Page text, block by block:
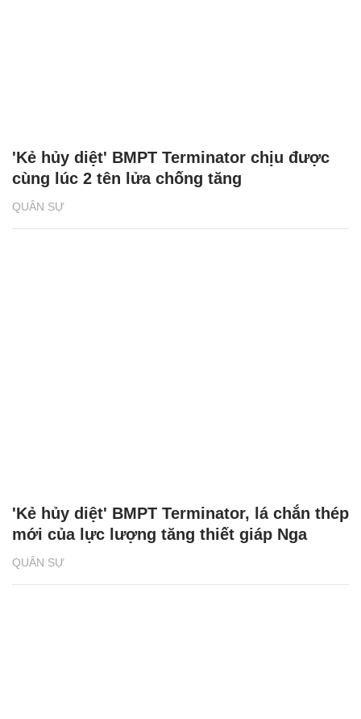
QUÂN SỰ
'Kẻ hủy diệt' BMPT Terminator chịu được
cùng lúc 2 tên lửa chống tăng
QUÂN SỰ
'Kẻ hủy diệt' BMPT Terminator, lá chắn thép
mới của lực lượng tăng thiết giáp Nga